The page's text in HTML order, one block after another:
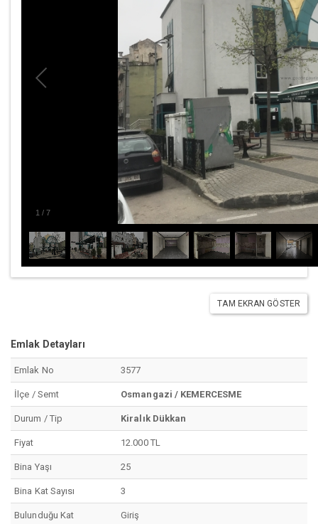
1 /7
TAM EKRAN GÖSTER
Emlak Detayları
Emlak No 3577
İlçe / Semt Osmangazi / KEMERCESME
Durum / Tip Kiralık Dükkan
Fiyat 12.000 TL
Bina Yaşı 25
Bina Kat Sayısı 3
Bulunduğu Kat Giriş